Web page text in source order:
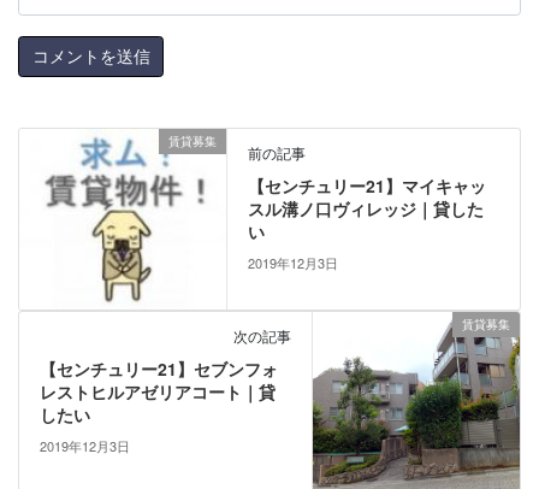
賃貸募集
前の記事
【センチュリー21】マイキャッ
スル溝ノ口ヴィレッジ｜貸した
い
2019年12月3日
賃貸募集
次の記事
【センチュリー21】セブンフォ
レストヒルアゼリアコート｜貸
したい
2019年12月3日